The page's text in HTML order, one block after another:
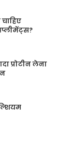
प्रोटीन लेना